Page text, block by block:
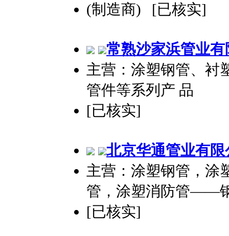
(制造商) [已核实]
常熟沙家浜管业有
主营：涂塑钢管、衬
管件等系列产 品
[已核实]
北京华通管业有限
主营：涂塑钢管，涂
管，涂塑消防管——
[已核实]